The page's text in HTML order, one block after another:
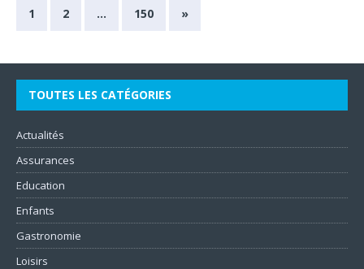
1 2 … 150 »
TOUTES LES CATÉGORIES
Actualités
Assurances
Education
Enfants
Gastronomie
Loisirs